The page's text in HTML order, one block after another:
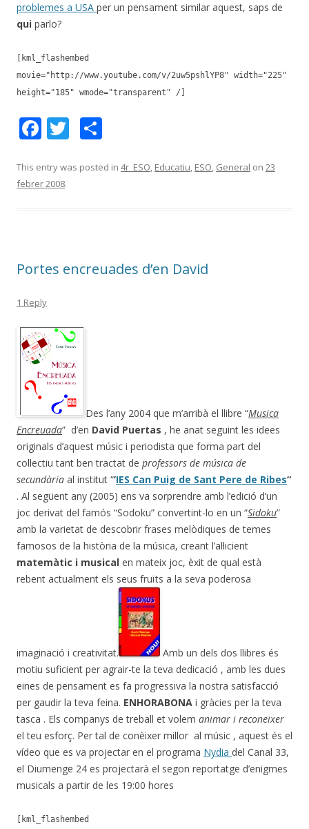
problemes a USA per un pensament similar aquest, saps de
qui parlo?
[kml_flashembed
movie="http://www.youtube.com/v/2uw5pshlYP8" width="225"
height="185" wmode="transparent" /]
F
e
b
k
T
itt m
ix
This entry was posted in 4r_ESO, Educatiu, ESO, General on 23
febrer 2008.
Portes encreuades d’en David
1 Reply
Des l’any 2004 que m’arribà el llibre “Musica
Encreuada” d’en David Puertas , he anat seguint les idees
originals d’aquest músic i periodista que forma part del
col·lectiu tant ben tractat de professors de música de
secundària al institut “’IES Can Puig de Sant Pere de Ribes“
. Al següent any (2005) ens va sorprendre amb l’edició d’un
joc derivat del famós “Sodoku” convertint-lo en un “Sidoku”
amb la varietat de descobrir frases melòdiques de temes
famosos de la història de la música, creant l’al·licient
matemàtic i musical en mateix joc, èxit de qual està
rebent actualment els seus fruïts a la seva poderosa
imaginació i creativitat.
Amb un dels dos llibres és
motiu suficient per agrair-te la teva dedicació , amb les dues
eines de pensament es fa progressiva la nostra satisfacció
per gaudir la teva feina. ENHORABONA i gràcies per la teva
tasca . Els companys de treball et volem animar i reconeixer
el teu esforç. Per tal de conèixer millor al músic , aquest és el
vídeo que es va projectar en el programa Nydia del Canal 33,
el Diumenge 24 es projectarà el segon reportatge d’enigmes
musicals a partir de les 19:00 hores
[kml_flashembed